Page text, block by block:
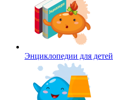
Энциклопедии для детей